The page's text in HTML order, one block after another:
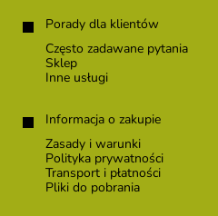
Porady dla klientów
Często zadawane pytania
Sklep
Inne usługi
Informacja o zakupie
Zasady i warunki
Polityka prywatności
Transport i płatności
Pliki do pobrania